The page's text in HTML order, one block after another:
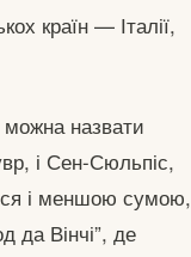
країн — Італії,
назвати
і Сен-Сюльпіс,
і меншою сумою,
да Вінчі”, де